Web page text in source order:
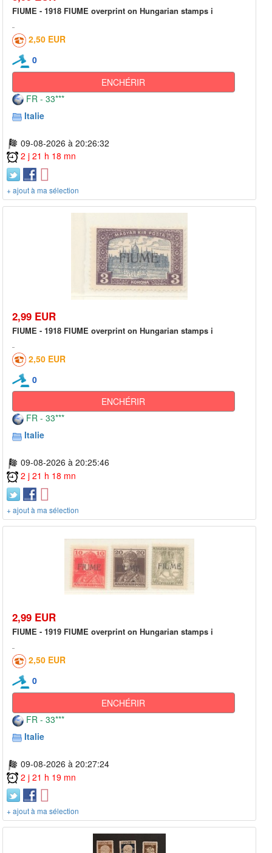
FIUME - 1918 FIUME overprint on Hungarian stamps i
2,50 EUR
0
ENCHÉRIR
FR - 33***
Italie
09-08-2026 à 20:26:32
2 j 21 h 18 mn
+ ajout à ma sélection
2,99 EUR
FIUME - 1918 FIUME overprint on Hungarian stamps i
2,50 EUR
0
ENCHÉRIR
FR - 33***
Italie
09-08-2026 à 20:25:46
2 j 21 h 18 mn
+ ajout à ma sélection
2,99 EUR
FIUME - 1919 FIUME overprint on Hungarian stamps i
2,50 EUR
0
ENCHÉRIR
FR - 33***
Italie
09-08-2026 à 20:27:24
2 j 21 h 19 mn
+ ajout à ma sélection